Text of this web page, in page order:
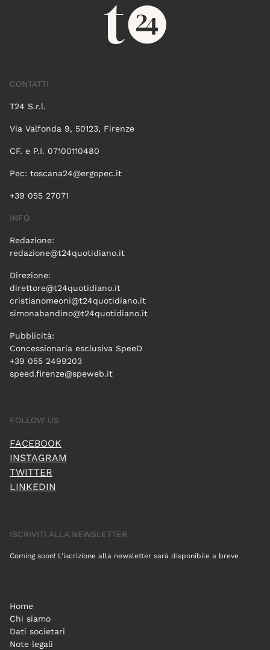
CONTATTI
T24 S.r.l.
Via Valfonda 9, 50123, Firenze
CF. e P.I. 07100110480
Pec: toscana24@ergopec.it
+39 055 27071
INFO
Redazione:
redazione@t24quotidiano.it
Direzione:
direttore@t24quotidiano.it
cristianomeoni@t24quotidiano.it
simonabandino@t24quotidiano.it
Pubblicità:
Concessionaria esclusiva SpeeD
+39 055 2499203
speed.firenze@speweb.it
FOLLOW US
FACEBOOK
INSTAGRAM
TWITTER
LINKEDIN
ISCRIVITI ALLA NEWSLETTER
Coming soon! L'iscrizione alla newsletter sarà disponibile a breve
Home
Chi siamo
Dati societari
Note legali